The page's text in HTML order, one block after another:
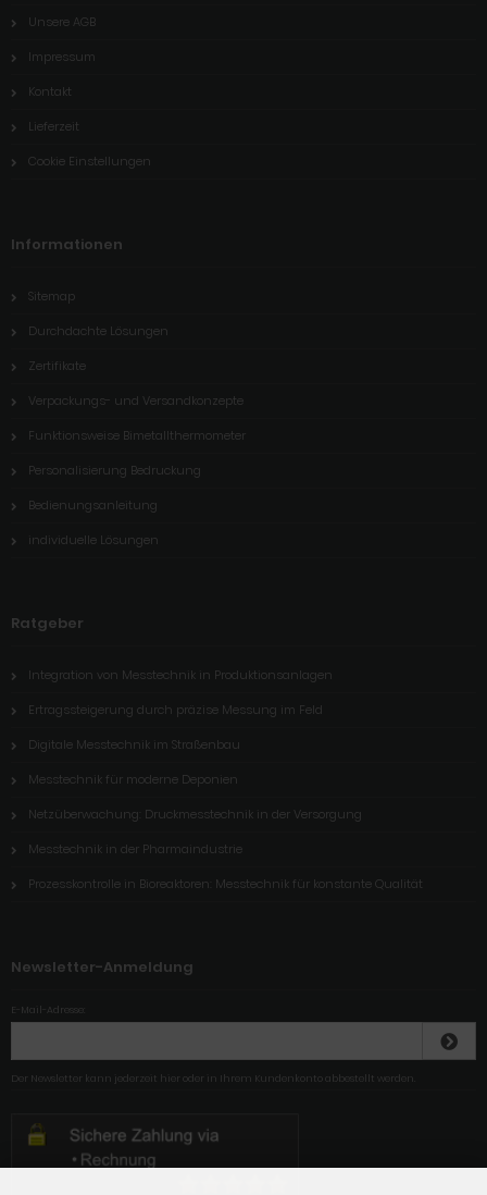
Unsere AGB
Impressum
Kontakt
Lieferzeit
Cookie Einstellungen
Informationen
Sitemap
Durchdachte Lösungen
Zertifikate
Verpackungs- und Versandkonzepte
Funktionsweise Bimetallthermometer
Personalisierung Bedruckung
Bedienungsanleitung
individuelle Lösungen
Ratgeber
Integration von Messtechnik in Produktionsanlagen
Ertragssteigerung durch präzise Messung im Feld
Digitale Messtechnik im Straßenbau
Messtechnik für moderne Deponien
Netzüberwachung: Druckmesstechnik in der Versorgung
Messtechnik in der Pharmaindustrie
Prozesskontrolle in Bioreaktoren: Messtechnik für konstante Qualität
Newsletter-Anmeldung
E-Mail-Adresse:
Der Newsletter kann jederzeit hier oder in Ihrem Kundenkonto abbestellt werden.